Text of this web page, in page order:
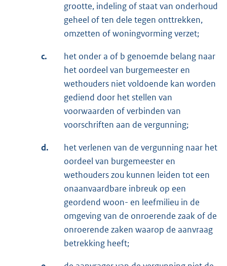
grootte, indeling of staat van onderhoud
geheel of ten dele tegen onttrekken,
omzetten of woningvorming verzet;
c.
het onder a of b genoemde belang naar
het oordeel van burgemeester en
wethouders niet voldoende kan worden
gediend door het stellen van
voorwaarden of verbinden van
voorschriften aan de vergunning;
d.
het verlenen van de vergunning naar het
oordeel van burgemeester en
wethouders zou kunnen leiden tot een
onaanvaardbare inbreuk op een
geordend woon- en leefmilieu in de
omgeving van de onroerende zaak of de
onroerende zaken waarop de aanvraag
betrekking heeft;